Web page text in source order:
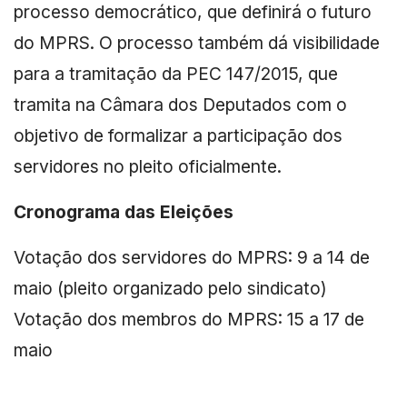
processo democrático, que definirá o futuro
do MPRS. O processo também dá visibilidade
para a tramitação da PEC 147/2015, que
tramita na Câmara dos Deputados com o
objetivo de formalizar a participação dos
servidores no pleito oficialmente.
Cronograma das Eleições
Votação dos servidores do MPRS: 9 a 14 de
maio (pleito organizado pelo sindicato)
Votação dos membros do MPRS: 15 a 17 de
maio